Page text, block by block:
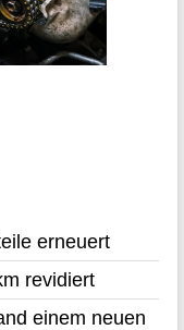
erneuert
revidiert
einem neuen